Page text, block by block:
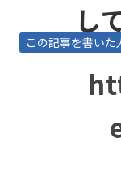
し
この記事を書いた